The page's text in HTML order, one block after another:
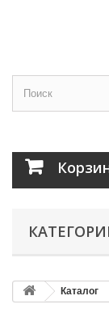
Каталог